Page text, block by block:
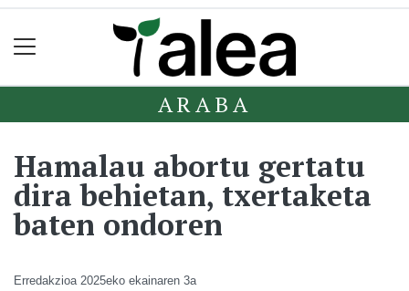
ARABA
Hamalau abortu gertatu
dira behietan, txertaketa
baten ondoren
Erredakzioa 2025eko ekainaren 3a